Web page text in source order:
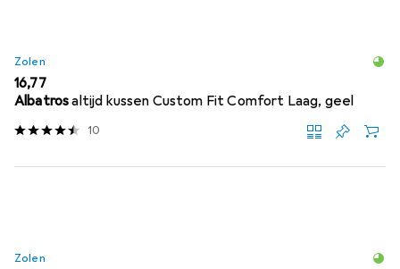
Zolen
EUR
16,77
Albatrosaltijd kussen Custom Fit Comfort Laag, geel
10
Zolen